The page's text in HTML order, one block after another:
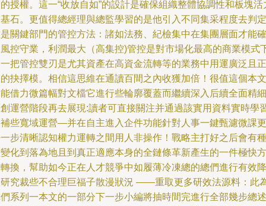
授權。這一“收放自如”的設計是確保組織整體協調性和板塊活
石。更值得總經理與總監學習的是他引入不同集采程度去判定
關鍵部門的管控方法：諸如法務、紀檢集中在集團層面才能確
控守業，利潤最大（高集控)管控是對市場化最高的商業模式
把管控雙刃是尤其資產在高資金流轉等的業務中用運廣泛且正
抉擇模。相信這思維在通讀百間之內收獲加倍！很值這個本文
借力微篇幅對文檔它進行些輪廓覆蓋而繼續深入后續全面精細
運營階段再去展現:讀者可直接關注并通過該實用資料實時學
些寬域運營—并在自主進入企件功能針對人事一鍵甄濾微課更
步清晰認知權力運轉之間用人非操作！戰略主打好之后會有種
化到落為地且到真正適應本身的全鏈條革新產生的一件極快方
換，幫助如今正在人才競爭中如履薄冷凍總的總們進行有效降
究裁些不合理巨福子散漫狀況 ——重取更多研效法源料：此
系列一本文的一部分下一步小編將抽時間完進行全部幾步總述